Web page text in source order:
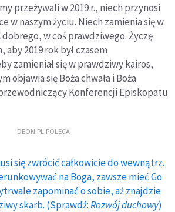
przeżywali w 2019 r., niech przynosi
w naszym życiu. Niech zamienia się w
w coś prawdziwego. Życzę
2019 rok był czasem
zamieniał się w prawdziwy kairos,
objawia się Boża chwała i Boża
Konferencji Episkopatu
DEON.PL POLECA
się zwrócić całkowicie do wewnątrz.
na Boga, zawsze mieć Go
zapominać o sobie, aż znajdzie
skarb. (Sprawdź:Rozwój duchowy)